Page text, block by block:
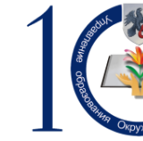
Перейти к основному
Skip to search